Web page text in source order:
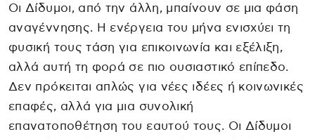
Οι Δίδυμοι, από την άλλη, μπαίνουν σε μια φάση
αναγέννησης. Η ενέργεια του μήνα ενισχύει τη
φυσική τους τάση για επικοινωνία και εξέλιξη,
αλλά αυτή τη φορά σε πιο ουσιαστικό επίπεδο.
Δεν πρόκειται απλώς για νέες ιδέες ή κοινωνικές
επαφές, αλλά για μια συνολική
επανατοποθέτηση του εαυτού τους. Οι Δίδυμοι